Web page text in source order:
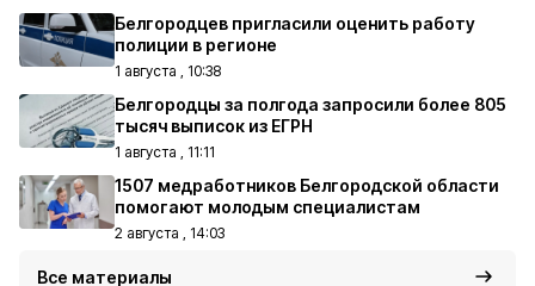
Белгородцев пригласили оценить работу
полиции в регионе
1 августа , 10:38
Белгородцы за полгода запросили более 805
тысяч выписок из ЕГРН
1 августа , 11:11
1507 медработников Белгородской области
помогают молодым специалистам
2 августа , 14:03
Все материалы